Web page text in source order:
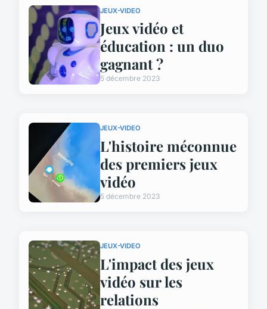
JEUX-VIDEO
Jeux vidéo et
éducation : un duo
gagnant ?
5 décembre 2023
JEUX-VIDEO
L'histoire méconnue
des premiers jeux
vidéo
5 décembre 2023
JEUX-VIDEO
L'impact des jeux
vidéo sur les
relations